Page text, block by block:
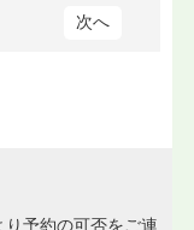
次へ
予約の可否をご連